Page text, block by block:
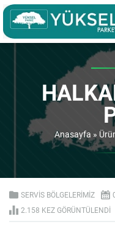
Anasayfa »
SERVIS BÖLGELERIMIZ
2.158 KEZ GÖRÜNTÜLENDI